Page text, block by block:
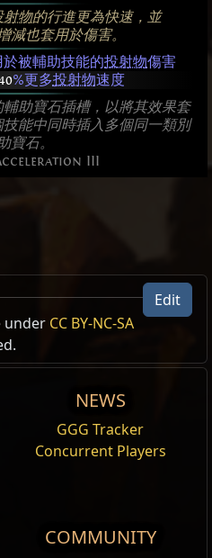
射物的行進更為快速，並
減也套用於傷害。
被輔助技能的投射物傷害
%更多投射物速度
助寶石插槽，以將其效果套
能中同時插入多個同一類別
寶石。
III
物速度
投向目標。該投射物會在撞擊
害，對其後方扇形範圍發散出
使其從天上落下。消耗你的
Edit
under CC BY-NC-SA
NEWS
GGG Tracker
Concurrent Players
COMMUNITY